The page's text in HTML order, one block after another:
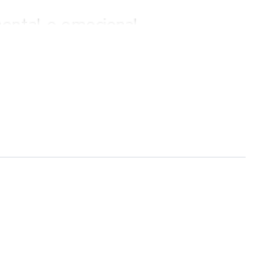
e emocional
poderosas para acalmar a